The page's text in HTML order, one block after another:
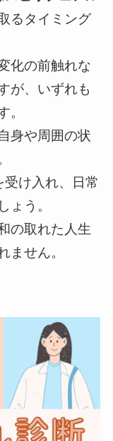
るタイミング
化の前触れな
が、いずれも
。
身や周囲の状
け入れ、日常
ょう。
の取れた人生
ません。